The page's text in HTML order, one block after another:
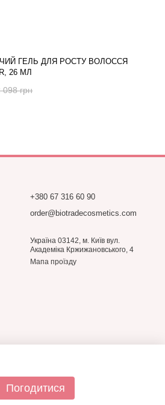
ГЕЛЬ ДЛЯ РОСТУ ВОЛОССЯ
26 МЛ
098 грн
+380 67 316 60 90
order@biotradecosmetics.com
Україна 03142, м. Київ вул.
Академіка Кржижановського, 4
Мапа проїзду
Погодитися